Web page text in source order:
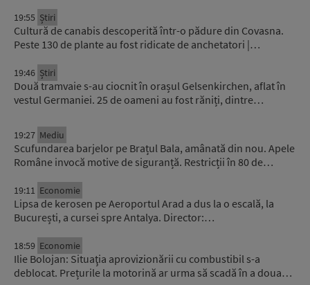
19:55 Știri
Cultură de canabis descoperită într-o pădure din Covasna.
Peste 130 de plante au fost ridicate de anchetatori |…
19:46 Știri
Două tramvaie s-au ciocnit în orașul Gelsenkirchen, aflat în
vestul Germaniei. 25 de oameni au fost răniți, dintre…
19:27 Mediu
Scufundarea barjelor pe Brațul Bala, amânată din nou. Apele
Române invocă motive de siguranță. Restricții în 80 de…
19:11 Economie
Lipsa de kerosen pe Aeroportul Arad a dus la o escală, la
București, a cursei spre Antalya. Director:…
18:59 Economie
Ilie Bolojan: Situaţia aprovizionării cu combustibil s-a
deblocat. Prețurile la motorină ar urma să scadă în a doua…